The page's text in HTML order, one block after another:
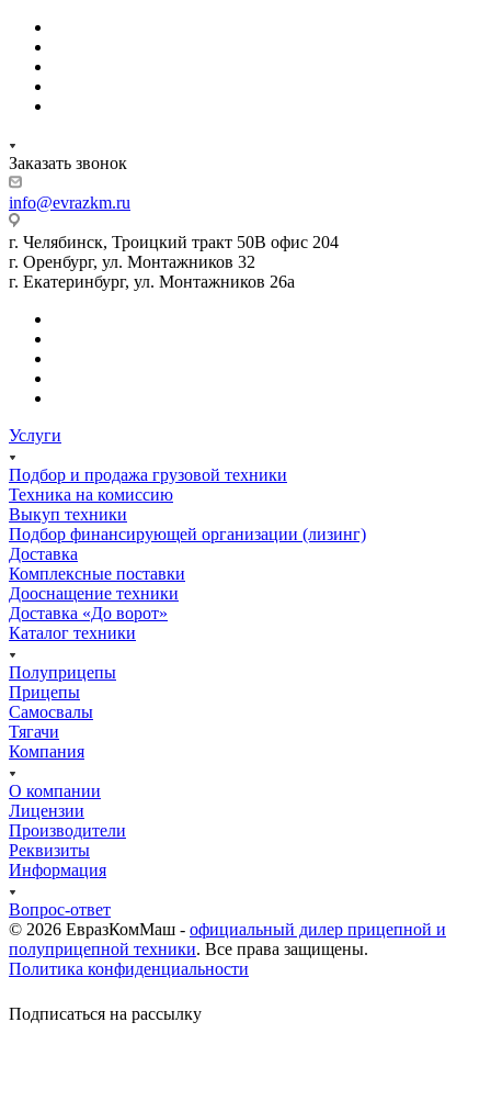
Заказать звонок
info@evrazkm.ru
г. Челябинск, Троицкий тракт 50В офис 204
г. Оренбург, ул. Монтажников 32
г. Екатеринбург, ул. Монтажников 26а
Услуги
Подбор и продажа грузовой техники
Техника на комиссию
Выкуп техники
Подбор финансирующей организации (лизинг)
Доставка
Комплексные поставки
Дооснащение техники
Доставка «До ворот»
Каталог техники
Полуприцепы
Прицепы
Самосвалы
Тягачи
Компания
О компании
Лицензии
Производители
Реквизиты
Информация
Вопрос-ответ
© 2026 ЕвразКомМаш - официальный дилер прицепной и
полуприцепной техники. Все права защищены.
Политика конфиденциальности
Подписаться на рассылку